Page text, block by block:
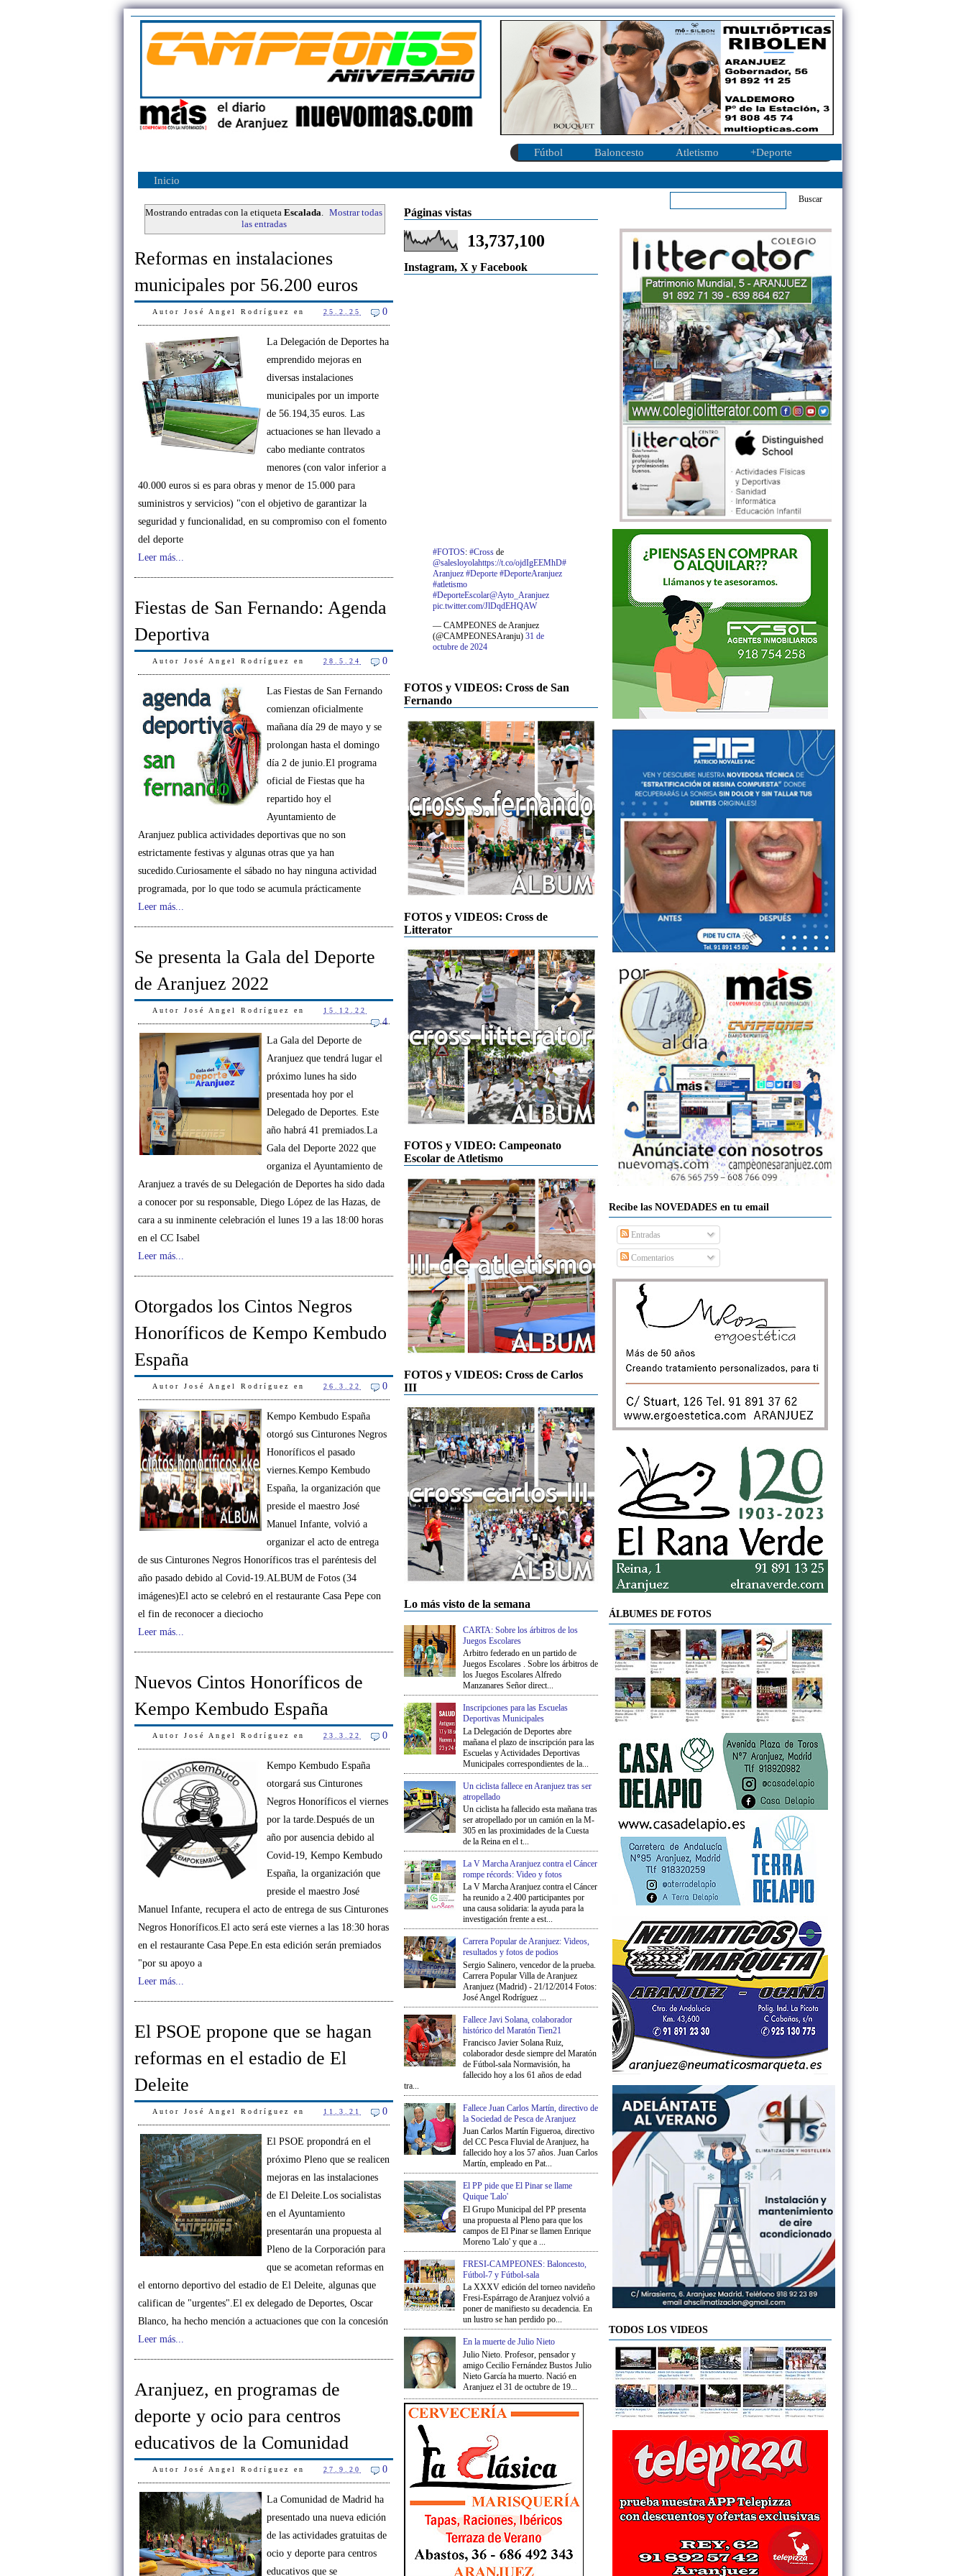
Fútbol Baloncesto Atletismo +Deporte
Inicio
Mostrando entradas con la etiqueta Escalada
Mostrar todas
las entradas
Reformas en instalaciones
municipales por 56.200 euros
Autor José Angel Rodríguez en 25.2.25 0
La Delegación de Deportes ha
emprendido mejoras en
diversas instalaciones
municipales por un importe
de 56.194,35 euros. Las
actuaciones se han llevado a
cabo mediante contratos
menores (con valor inferior a
40.000 euros si es para obras y menor de 15.000 para
suministros y servicios) "con el objetivo de garantizar la
seguridad y funcionalidad, en su compromiso con el fomento
del deporte
Leer más...
Fiestas de San Fernando: Agenda
Deportiva
Autor José Angel Rodríguez en 28.5.24 0
Las Fiestas de San Fernando
comienzan oficialmente
mañana día 29 de mayo y se
prolongan hasta el domingo
día 2 de junio.El programa
oficial de Fiestas que ha
repartido hoy el
Ayuntamiento de
Aranjuez publica actividades deportivas que no son
estrictamente festivas y algunas otras que ya han
sucedido.Curiosamente el sábado no hay ninguna actividad
programada, por lo que todo se acumula prácticamente
Leer más...
Se presenta la Gala del Deporte
de Aranjuez 2022
Autor José Angel Rodríguez en 15.12.22
4
La Gala del Deporte de
Aranjuez que tendrá lugar el
próximo lunes ha sido
presentada hoy por el
Delegado de Deportes. Este
año habrá 41 premiados.La
Gala del Deporte 2022 que
organiza el Ayuntamiento de
Aranjuez a través de su Delegación de Deportes ha sido dada
a conocer por su responsable, Diego López de las Hazas, de
cara a su inminente celebración el lunes 19 a las 18:00 horas
en el CC Isabel
Leer más...
Otorgados los Cintos Negros
Honoríficos de Kempo Kembudo
España
Autor José Angel Rodríguez en 26.3.22 0
Kempo Kembudo España
otorgó sus Cinturones Negros
Honoríficos el pasado
viernes.Kempo Kembudo
España, la organización que
preside el maestro José
Manuel Infante, volvió a
organizar el acto de entrega
de sus Cinturones Negros Honoríficos tras el paréntesis del
año pasado debido al Covid-19.ALBUM de Fotos (34
imágenes)El acto se celebró en el restaurante Casa Pepe con
el fin de reconocer a dieciocho
Leer más...
Nuevos Cintos Honoríficos de
Kempo Kembudo España
Autor José Angel Rodríguez en 23.3.22 0
Kempo Kembudo España
otorgará sus Cinturones
Negros Honoríficos el viernes
por la tarde.Después de un
año por ausencia debido al
Covid-19, Kempo Kembudo
España, la organización que
preside el maestro José
Manuel Infante, recupera el acto de entrega de sus Cinturones
Negros Honoríficos.El acto será este viernes a las 18:30 horas
en el restaurante Casa Pepe.En esta edición serán premiados
"por su apoyo a
Leer más...
El PSOE propone que se hagan
reformas en el estadio de El
Deleite
Autor José Angel Rodríguez en 11.3.21 0
El PSOE propondrá en el
próximo Pleno que se realicen
mejoras en las instalaciones
de El Deleite.Los socialistas
en el Ayuntamiento
presentarán una propuesta al
Pleno de la Corporación para
que se acometan reformas en
el entorno deportivo del estadio de El Deleite, algunas que
califican de "urgentes".El ex delegado de Deportes, Oscar
Blanco, ha hecho mención a actuaciones que con la concesión
Leer más...
Aranjuez, en programas de
deporte y ocio para centros
educativos de la Comunidad
Autor José Angel Rodríguez en 27.9.20 0
La Comunidad de Madrid ha
presentado una nueva edición
de las actividades gratuitas de
ocio y deporte para centros
educativos que se
Páginas vistas
13,737,100
Instagram, X y Facebook
#FOTOS: #Cross de
@salesloyolahttps://t.co/ojdIgEEMhD#
Aranjuez #Deporte #DeporteAranjuez
#atletismo
#DeporteEscolar@Ayto_Aranjuez
pic.twitter.com/JlDqdEHQAW
— CAMPEONES de Aranjuez
(@CAMPEONESAranju) 31 de
octubre de 2024
FOTOS y VIDEOS: Cross de San
Fernando
FOTOS y VIDEOS: Cross de
Litterator
FOTOS y VIDEO: Campeonato
Escolar de Atletismo
FOTOS y VIDEOS: Cross de Carlos
III
Lo más visto de la semana
CARTA: Sobre los árbitros de los
Juegos Escolares
Arbitro federado en un partido de
Juegos Escolares . Sobre los árbitros de
los Juegos Escolares Alfredo
Manzanares Señor direct...
Inscripciones para las Escuelas
Deportivas Municipales
La Delegación de Deportes abre
mañana el plazo de inscripción para las
Escuelas y Actividades Deportivas
Municipales correspondientes de la...
Un ciclista fallece en Aranjuez tras ser
atropellado
Un ciclista ha fallecido esta mañana tras
ser atropellado por un camión en la M-
305 en las proximidades de la Cuesta
de la Reina en el t...
La V Marcha Aranjuez contra el Cáncer
rompe récords: Video y fotos
La V Marcha Aranjuez contra el Cáncer
ha reunido a 2.400 participantes por
una causa solidaria: la ayuda para la
investigación frente a est...
Carrera Popular de Aranjuez: Videos,
resultados y fotos de podios
Sergio Salinero, vencedor de la prueba.
Carrera Popular Villa de Aranjuez
Aranjuez (Madrid) - 21/12/2014 Fotos:
José Angel Rodríguez ...
Fallece Javi Solana, colaborador
histórico del Maratón Tien21
Francisco Javier Solana Ruiz,
colaborador desde siempre del Maratón
de Fútbol-sala Normavisión, ha
fallecido hoy a los 61 años de edad
tra...
Fallece Juan Carlos Martín, directivo de
la Sociedad de Pesca de Aranjuez
Juan Carlos Martín Figueroa, directivo
del CC Pesca Fluvial de Aranjuez, ha
fallecido hoy a los 57 años. Juan Carlos
Martín, empleado en Pat...
El PP pide que El Pinar se llame
Quique 'Lalo'
El Grupo Municipal del PP presenta
una propuesta al Pleno para que los
campos de El Pinar se llamen Enrique
Moreno 'Lalo' y que a ...
FRESI-CAMPEONES: Baloncesto,
Fútbol-7 y Fútbol-sala
La XXXV edición del torneo navideño
Fresi-Espárrago de Aranjuez volvió a
poner de manifiesto su decadencia. En
un lustro se han perdido po...
En la muerte de Julio Nieto
Julio Nieto. Profesor, pensador y
amigo Cecilio Fernández Bustos Julio
Nieto García ha muerto. Nació en
Aranjuez el 31 de octubre de 19...
Recibe las NOVEDADES en tu email
Entradas
Comentarios
ÁLBUMES DE FOTOS
TODOS LOS VIDEOS